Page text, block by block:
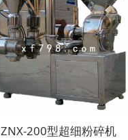
ZNX-200型超细粉碎机